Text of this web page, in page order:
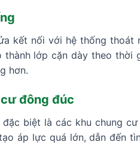
kết nối với hệ thống thoát
lớp cặn dày theo
hơn.
đông đúc
biệt là các khu chung
áp lực quá lớn, dẫn đến